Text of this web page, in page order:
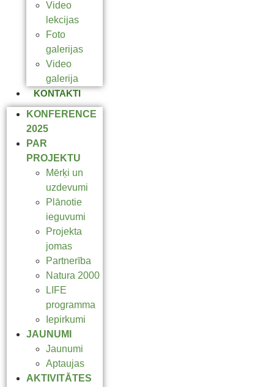
Video
lekcijas
Foto
galerijas
Video
galerija
KONTAKTI
KONFERENCE
2025
PAR
PROJEKTU
Mērķi un
uzdevumi
Plānotie
ieguvumi
Projekta
jomas
Partnerība
Natura 2000
LIFE
programma
Iepirkumi
JAUNUMI
Jaunumi
Aptaujas
AKTIVITĀTES